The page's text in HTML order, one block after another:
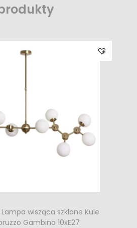
wisząca szklane Kule
Gambino 10xE27